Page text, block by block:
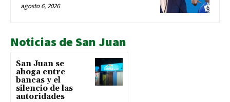
agosto 6, 2026
Noticias de San Juan
San Juan se
ahoga entre
bancas y el
silencio de las
autoridades